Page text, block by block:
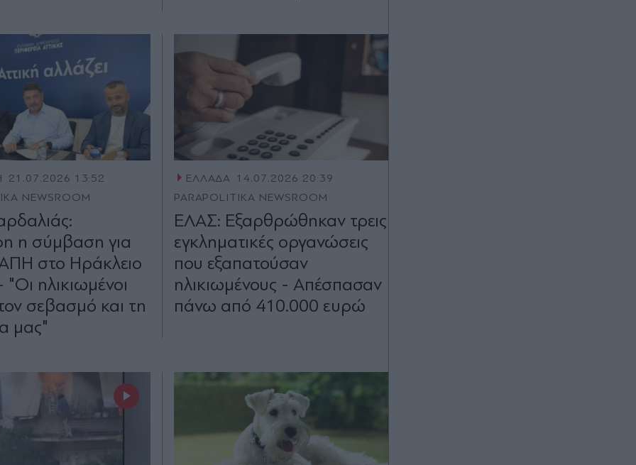
21.07.2026 13:52
NEWSROOM
η σύμβαση για
στο Ηράκλειο
"Οι ηλικιωμένοι
σεβασμό και τη
μας"
ΕΛΛΑΔΑ 14.07.2026 20:39
PARAPOLITIKA NEWSROOM
ΕΛΑΣ: Εξαρθρώθηκαν τρεις
εγκληματικές οργανώσεις
που εξαπατούσαν
ηλικιωμένους - Απέσπασαν
πάνω από 410.000 ευρώ